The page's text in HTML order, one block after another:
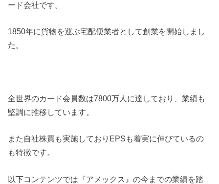
ード会社です。
1850年に貨物を運ぶ宅配便業者として創業を開始しまし
た。
全世界のカード会員数は7800万人に達しており、業績も
堅調に推移しています。
また自社株買も実施しておりEPSも着実に伸びているの
も特徴です。
以下コンテンツでは『アメックス』の今までの業績を踏